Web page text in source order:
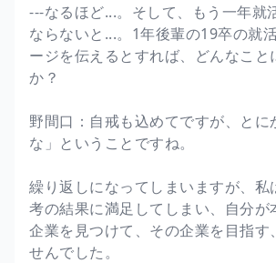
---なるほど...。そして、もう一年就
ならないと...。1年後輩の19卒の就
ージを伝えるとすれば、どんなこと
か？
野間口：自戒も込めてですが、とに
な」ということですね。
繰り返しになってしまいますが、私
考の結果に満足してしまい、自分が
企業を見つけて、その企業を目指す
せんでした。